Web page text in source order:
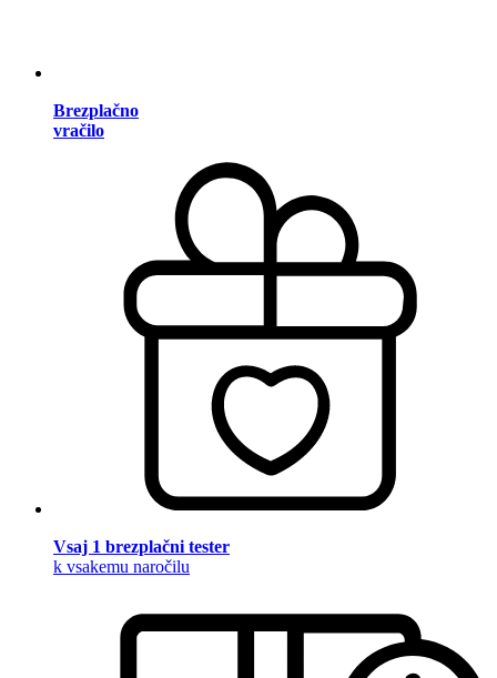
Brezplačno
vračilo
Vsaj 1 brezplačni tester
k vsakemu naročilu